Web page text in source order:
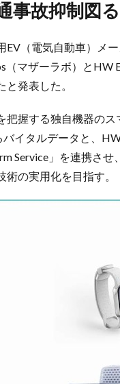
事故抑制図る
（電気自動車）メー
マザーラボ）とHW
発表した。
握する独自機器の
イタルデータと、
Service」を連携さ
の実用化を目指す。